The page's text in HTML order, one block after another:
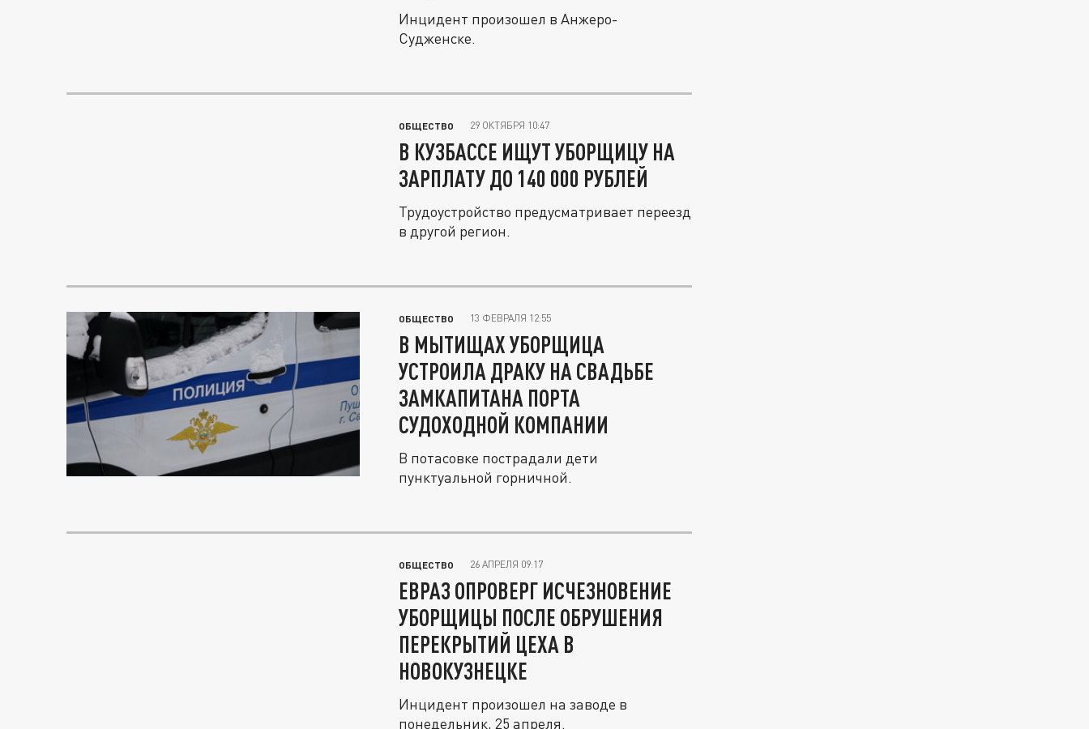
Инцидент произошел в Анжеро-
Судженске.
ОБЩЕСТВО 29 ОКТЯБРЯ 10:47
В КУЗБАССЕ ИЩУТ УБОРЩИЦУ НА
ЗАРПЛАТУ ДО 140 000 РУБЛЕЙ
Трудоустройство предусматривает переезд
в другой регион.
ОБЩЕСТВО 13 ФЕВРАЛЯ 12:55
В МЫТИЩАХ УБОРЩИЦА
УСТРОИЛА ДРАКУ НА СВАДЬБЕ
ЗАМКАПИТАНА ПОРТА
СУДОХОДНОЙ КОМПАНИИ
В потасовке пострадали дети
пунктуальной горничной.
ОБЩЕСТВО 26 АПРЕЛЯ 09:17
ЕВРАЗ ОПРОВЕРГ ИСЧЕЗНОВЕНИЕ
УБОРЩИЦЫ ПОСЛЕ ОБРУШЕНИЯ
ПЕРЕКРЫТИЙ ЦЕХА В
НОВОКУЗНЕЦКЕ
Инцидент произошел на заводе в
понедельник, 25 апреля.